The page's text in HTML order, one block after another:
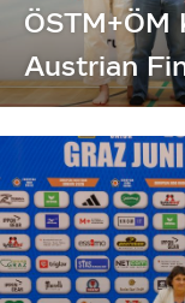
Austrian